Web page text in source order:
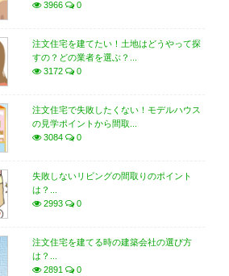
3966
0
注文住宅を建てたい！土地はどうやって探
すの？どの業者を選ぶ？...
3172
0
注文住宅で失敗したくない！モデルハウス
の見学ポイントから間取...
3084
0
失敗しないリビングの間取りのポイント
は？...
2993
0
注文住宅を建てる時の建築会社の選び方
は？...
2891
0